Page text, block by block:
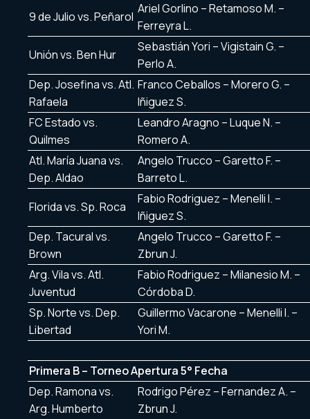
9 de Julio vs. Peñarol
Ariel Gorlino – Retamoso M. –
Ferreyra L.
Unión vs. Ben Hur
Sebastián Yori – Vigistain G. –
Perlo A.
Dep. Josefina vs. Atl.
Rafaela
Franco Ceballos – Morero G. –
Iñiguez S.
FC Estado vs.
Quilmes
Leandro Aragno – Luque N. –
Romero A.
Atl. María Juana vs.
Dep. Aldao
Angelo Trucco – Garetto F. –
Barreto L.
Florida vs. Sp. Roca
Fabio Rodriguez – Menelli I. –
Iñiguez S.
Dep. Tacural vs.
Brown
Angelo Trucco – Garetto F. –
Zbrun J.
Arg. Vila vs. Atl.
Juventud
Fabio Rodriguez – Milanesio M. –
Córdoba D.
Sp. Norte vs. Dep.
Libertad
Guillermo Vacarone – Menelli I. –
Yori M.
Primera B – Torneo Apertura 5° Fecha
Dep. Ramona vs.
Arg. Humberto
Rodrigo Pérez – Fernandez A. –
Zbrun J.